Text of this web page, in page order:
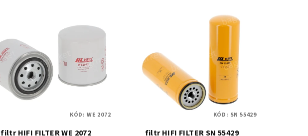
filtr HIFI FILTER WE 2072
KÓD: WE 2072
filtr HIFI FILTER SN 55429
KÓD: SN 55429